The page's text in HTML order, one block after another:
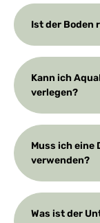
Ist der Boden
Kann ich
verlegen?
Muss ich eine
verwenden?
Was ist der